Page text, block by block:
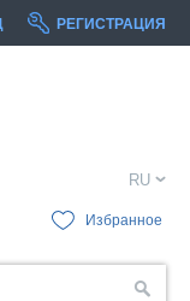
РЕГИСТРАЦИЯ
RU
Избранное